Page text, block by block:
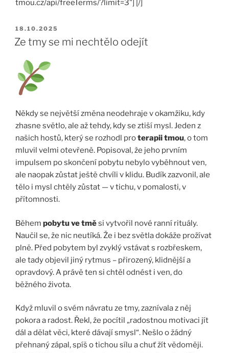
tmou.cz/api/freeTerms/?limit=3"] [/]
PUBLIKOVÁNO
18.10.2025
Ze tmy se mi nechtělo odejít
Někdy se největší změna neodehraje v okamžiku, kdy
zhasne světlo, ale až tehdy, kdy se ztiší mysl. Jeden z
našich hostů, který se rozhodl proterapii tmou, o tom
mluvil velmi otevřeně. Popisoval, že jeho prvním
impulsem po skončení pobytu nebylo vyběhnout ven,
ale naopak zůstat ještě chvíli v klidu. Budík zazvonil, ale
tělo i mysl chtěly zůstat — v tichu, v pomalosti, v
přítomnosti.
Během pobytu ve tměsi vytvořil nové ranní rituály.
Naučil se, že nic neutíká. Že i bez světla dokáže prožívat
plně. Před pobytem byl zvyklý vstávat s rozbřeskem,
ale tady objevil jiný rytmus – přirozený, klidnější a
opravdový. A právě ten si chtěl odnést i ven, do
běžného života.
Když mluvil o svém návratu ze tmy, zaznívala z něj
pokora a radost. Řekl, že pocítil „radostnou motivaci jít
dál a dělat věci, které dávají smysl“. Nešlo o žádný
přehnaný zápal, spíš o tichou sílu a chuť žít vědoměji.